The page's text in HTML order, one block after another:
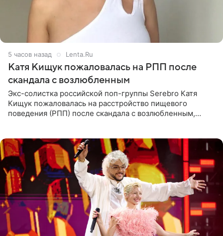
5 часов назад Lenta.Ru
Катя Кищук пожаловалась на РПП после
скандала с возлюбленным
Экс-солистка российской поп-группы Serebro Катя
Кищук пожаловалась на расстройство пищевого
поведения (РПП) после скандала с возлюбленным,